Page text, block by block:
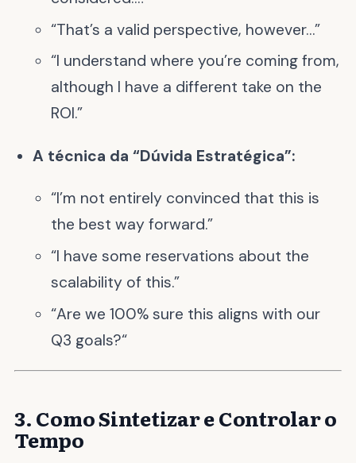
“That’s a valid perspective, however…”
“I understand where you’re coming from,
although I have a different take on the
ROI.”
A técnica da “Dúvida Estratégica”:
“I’m not entirely convinced that this is
the best way forward.”
“I have some reservations about the
scalability of this.”
“Are we 100% sure this aligns with our
Q3 goals?“
3. Como Sintetizar e Controlar o
Tempo